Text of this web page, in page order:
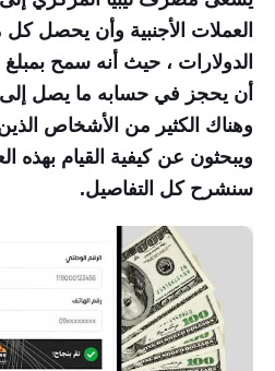
العملات الأجنبية وأن يحصل
الدولارات ، حيث أنه سمح
أن يحجز في حسابه ما يصل إلى
وهناك الكثير من الأشخاص
ويبحثون عن كيفية القيام بهذه
سنشرح كل التفاصيل.